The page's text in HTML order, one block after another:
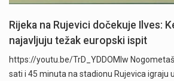
Rijeka na Rujevici dočekuje Ilves:
najavljuju težak europski ispit
https://youtu.be/TrD_YDDOMIw
sati i 45 minuta na stadionu Rujevica igraju